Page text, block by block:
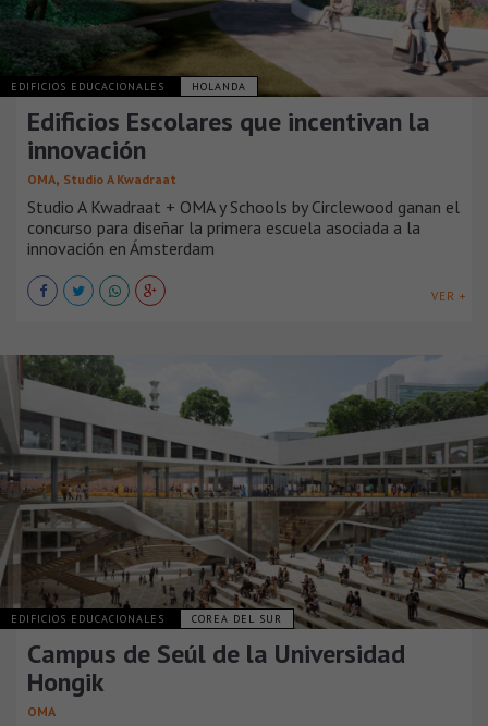
EDIFICIOS EDUCACIONALES HOLANDA
Edificios Escolares que incentivan la
innovación
OMA, Studio A Kwadraat
Studio A Kwadraat + OMA y Schools by Circlewood ganan el
concurso para diseñar la primera escuela asociada a la
innovación en Ámsterdam
VER +
EDIFICIOS EDUCACIONALES COREA DEL SUR
Campus de Seúl de la Universidad
Hongik
OMA